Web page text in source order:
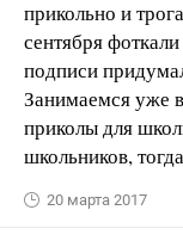
прикольно и
сентября
подписи
Занимаемся уже
приколы для
школьников,
20 марта 2017